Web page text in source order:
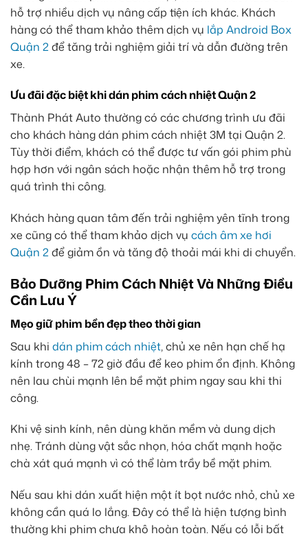
hỗ trợ nhiều dịch vụ nâng cấp tiện ích khác. Khách
hàng có thể tham khảo thêm dịch vụ lắp Android Box
Quận 2để tăng trải nghiệm giải trí và dẫn đường trên
xe.
Ưu đãi đặc biệt khi dán phim cách nhiệt Quận 2
Thành Phát Auto thường có các chương trình ưu đãi
cho khách hàng dán phim cách nhiệt 3M tại Quận 2.
Tùy thời điểm, khách có thể được tư vấn gói phim phù
hợp hơn với ngân sách hoặc nhận thêm hỗ trợ trong
quá trình thi công.
Khách hàng quan tâm đến trải nghiệm yên tĩnh trong
xe cũng có thể tham khảo dịch vụ cách âm xe hơi
Quận 2để giảm ồn và tăng độ thoải mái khi di chuyển.
Bảo Dưỡng Phim Cách Nhiệt Và Những Điều
Cần Lưu Ý
Mẹo giữ phim bền đẹp theo thời gian
Sau khi dán phim cách nhiệt, chủ xe nên hạn chế hạ
kính trong 48 – 72 giờ đầu để keo phim ổn định. Không
nên lau chùi mạnh lên bề mặt phim ngay sau khi thi
công.
Khi vệ sinh kính, nên dùng khăn mềm và dung dịch
nhẹ. Tránh dùng vật sắc nhọn, hóa chất mạnh hoặc
chà xát quá mạnh vì có thể làm trầy bề mặt phim.
Nếu sau khi dán xuất hiện một ít bọt nước nhỏ, chủ xe
không cần quá lo lắng. Đây có thể là hiện tượng bình
thường khi phim chưa khô hoàn toàn. Nếu có lỗi bất